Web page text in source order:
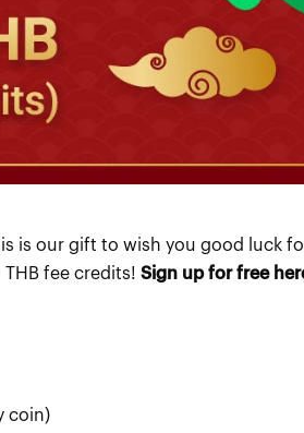
is our gift to wish you good luck
fee credits! Sign up for free
coin)